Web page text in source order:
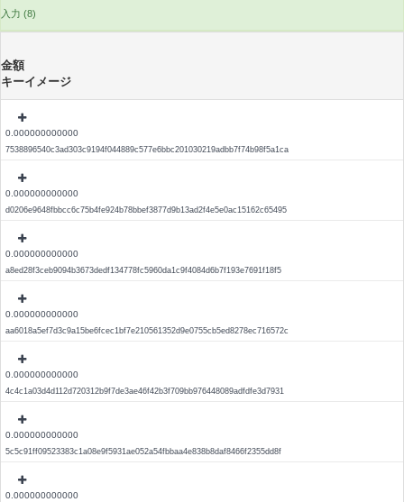
入力 (8)
金額
キーイメージ
0.000000000000
7538896540c3ad303c9194f044889c577e6bbc201030219adbb7f74b98f5a1ca
0.000000000000
d0206e9648fbbcc6c75b4fe924b78bbef3877d9b13ad2f4e5e0ac15162c65495
0.000000000000
a8ed28f3ceb9094b3673dedf134778fc5960da1c9f4084d6b7f193e7691f18f5
0.000000000000
aa6018a5ef7d3c9a15be6fcec1bf7e210561352d9e0755cb5ed8278ec716572c
0.000000000000
4c4c1a03d4d112d720312b9f7de3ae46f42b3f709bb976448089adfdfe3d7931
0.000000000000
5c5c91ff09523383c1a08e9f5931ae052a54fbbaa4e838b8daf8466f2355dd8f
0.000000000000